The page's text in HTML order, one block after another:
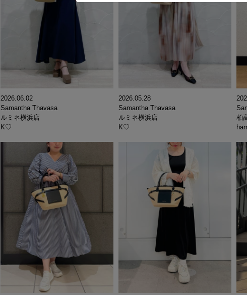
2026.06.02
Samantha Thavasa
ルミネ横浜店
K♡
2026.05.28
Samantha Thavasa
ルミネ横浜店
K♡
柏